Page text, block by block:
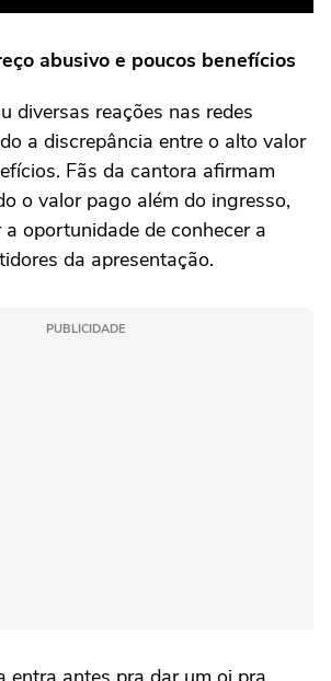
abusivo e poucos benefícios
diversas reações nas redes
a discrepância entre o alto valor
Fãs da cantora afirmam
o valor pago além do ingresso,
oportunidade de conhecer a
da apresentação.
PUBLICIDADE